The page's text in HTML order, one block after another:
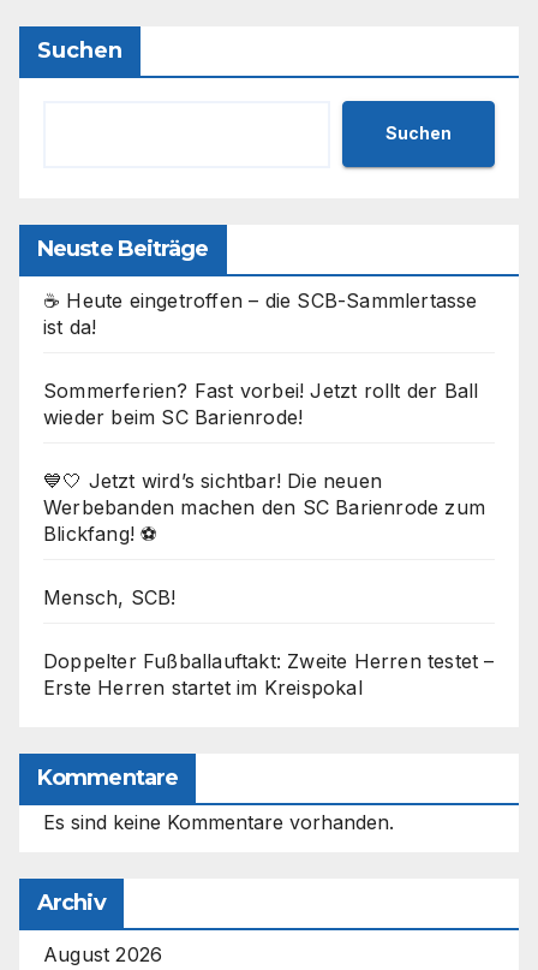
Suchen
Suchen
Neuste Beiträge
☕ Heute eingetroffen – die SCB-Sammlertasse
ist da!
Sommerferien? Fast vorbei! Jetzt rollt der Ball
wieder beim SC Barienrode!
💙🤍 Jetzt wird’s sichtbar! Die neuen
Werbebanden machen den SC Barienrode zum
Blickfang! ⚽
Mensch, SCB!
Doppelter Fußballauftakt: Zweite Herren testet –
Erste Herren startet im Kreispokal
Kommentare
Es sind keine Kommentare vorhanden.
Archiv
August 2026